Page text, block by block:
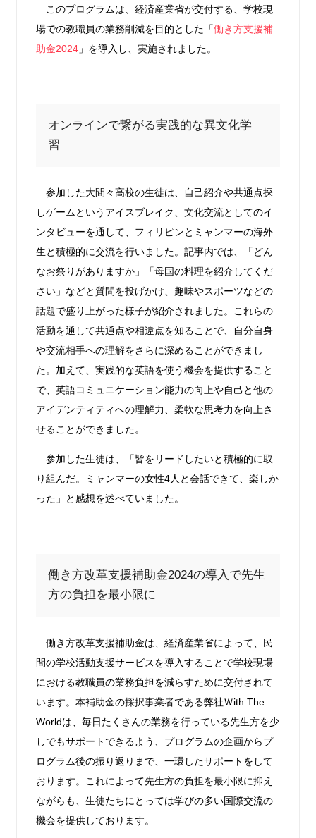
このプログラムは、経済産業省が交付する、学校現
場での教職員の業務削減を目的とした「働き方支援補
助金2024 」を導入し、実施されました。
オンラインで繋がる実践的な異文化学
習
参加した大間々高校の生徒は、自己紹介や共通点探
しゲームというアイスブレイク、文化交流としてのイ
ンタビューを通して、フィリピンとミャンマーの海外
生と積極的に交流を行いました。記事内では、「どん
なお祭りがありますか」「母国の料理を紹介してくだ
さい」などと質問を投げかけ、趣味やスポーツなどの
話題で盛り上がった様子が紹介されました。これらの
活動を通して共通点や相違点を知ることで、自分自身
や交流相手への理解をさらに深めることができまし
た。加えて、実践的な英語を使う機会を提供すること
で、英語コミュニケーション能力の向上や自己と他の
アイデンティティへの理解力、柔軟な思考力を向上さ
せることができました。
参加した生徒は、「皆をリードしたいと積極的に取
り組んだ。ミャンマーの女性4人と会話できて、楽しか
った」と感想を述べていました。
働き方改革支援補助金2024の導入で先生
方の負担を最小限に
働き方改革支援補助金は、経済産業省によって、民
間の学校活動支援サービスを導入することで学校現場
における教職員の業務負担を減らすために交付されて
います。本補助金の採択事業者である弊社Ｗith The
Worldは、毎日たくさんの業務を行っている先生方を少
しでもサポートできるよう、プログラムの企画からプ
ログラム後の振り返りまで、一環したサポートをして
おります。これによって先生方の負担を最小限に抑え
ながらも、生徒たちにとっては学びの多い国際交流の
機会を提供しております。